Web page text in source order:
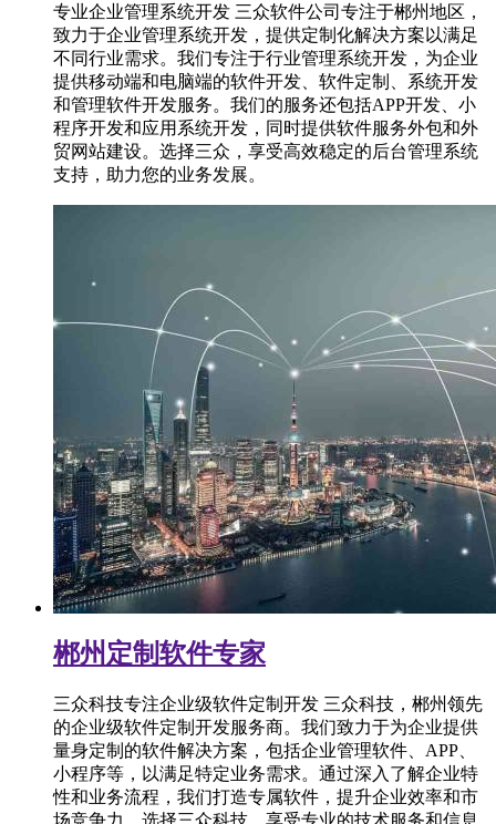
专业企业管理系统开发 三众软件公司专注于郴州地区，
致力于企业管理系统开发，提供定制化解决方案以满足
不同行业需求。我们专注于行业管理系统开发，为企业
提供移动端和电脑端的软件开发、软件定制、系统开发
和管理软件开发服务。我们的服务还包括APP开发、小
程序开发和应用系统开发，同时提供软件服务外包和外
贸网站建设。选择三众，享受高效稳定的后台管理系统
支持，助力您的业务发展。
郴州定制软件专家
三众科技专注企业级软件定制开发 三众科技，郴州领先
的企业级软件定制开发服务商。我们致力于为企业提供
量身定制的软件解决方案，包括企业管理软件、APP、
小程序等，以满足特定业务需求。通过深入了解企业特
性和业务流程，我们打造专属软件，提升企业效率和市
场竞争力。选择三众科技，享受专业的技术服务和信息